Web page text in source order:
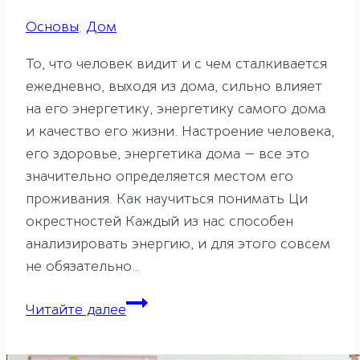
Основы, Дом
То, что человек видит и с чем сталкивается
ежедневно, выходя из дома, сильно влияет
на его энергетику, энергетику самого дома
и качество его жизни. Настроение человека,
его здоровье, энергетика дома — все это
значительно определяется местом его
проживания. Как научиться понимать Ци
окрестностей Каждый из нас способен
анализировать энергию, и для этого совсем
не обязательно…
Читайте далееКак